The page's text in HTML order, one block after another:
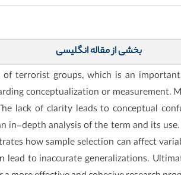
بخشی از مقاله انگلیسی
of terrorist groups, which is an
conceptualization or
lack of clarity leads to conceptual
in-depth analysis of the term and its
how sample selection can affect
to inaccurate generalizations.